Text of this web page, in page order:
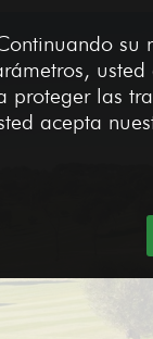
su
proteger las
acepta